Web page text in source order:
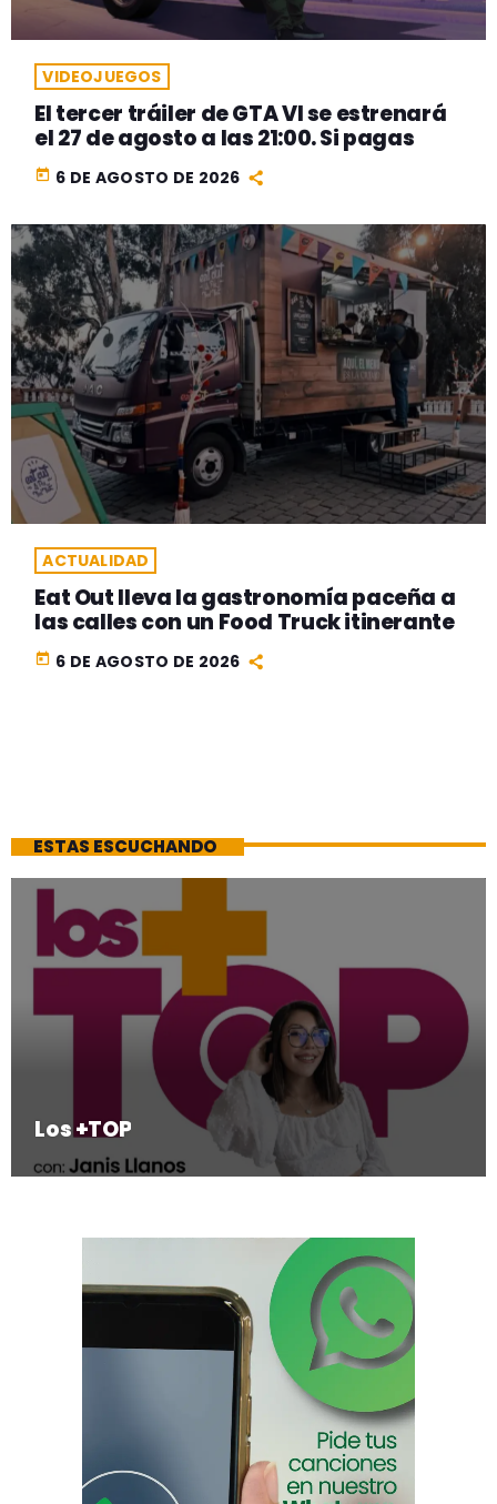
VIDEOJUEGOS
El tercer tráiler de GTA VI se estrenará
el 27 de agosto a las 21:00. Si pagas
today 6 DE AGOSTO DE 2026
ACTUALIDAD
Eat Out lleva la gastronomía paceña a
las calles con un Food Truck itinerante
today 6 DE AGOSTO DE 2026
ESTAS ESCUCHANDO
Los +TOP